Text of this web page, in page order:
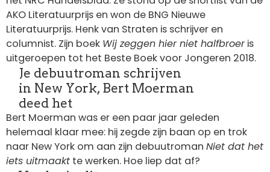
AKO Literatuurprijs en won de BNG Nieuwe
Literatuurprijs. Henk van Straten is schrijver en
columnist. Zijn boek Wij zeggen hier niet halfbroeris
uitgeroepen tot het Beste Boek voor Jongeren 2018.
Je debuutroman schrijven
in New York, Bert Moerman
deed het
Bert Moerman was er een paar jaar geleden
helemaal klaar mee: hij zegde zijn baan op en trok
naar New York om aan zijn debuutroman Niet dat het
iets uitmaakt te werken. Hoe liep dat af?